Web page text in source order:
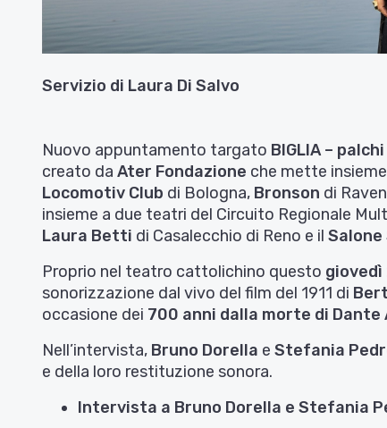
Servizio di Laura Di Salvo
Nuovo appuntamento targato BIGLIA –
creato da Ater Fondazione che mette
Locomotiv Club di Bologna, Bronson di
insieme a due teatri del Circuito Regionale
Laura Betti di Casalecchio di Reno e il Salone
Proprio nel teatro cattolichino questo
sonorizzazione dal vivo del film del 1911 di
occasione dei 700 anni dalla morte di Dante
Nell’intervista, Bruno Dorella e Stefania
e della loro restituzione sonora.
Intervista a Bruno Dorella e Stefania